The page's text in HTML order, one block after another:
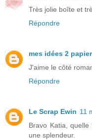
Très jolie boîte et
Répondre
mes idées 2 papier
J'aime le côté
Répondre
Le Scrap Ewin 11
Bravo Katia,
une splendeur.